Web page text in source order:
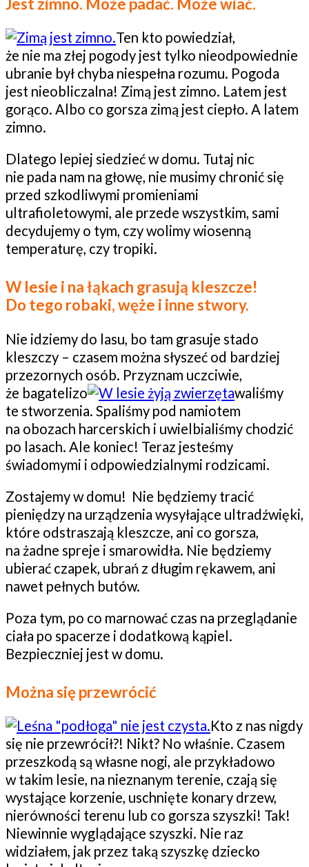
Ten kto powiedział,
że nie ma złej pogody jest tylko nieodpowiednie
ubranie był chyba niespełna rozumu. Pogoda
jest nieobliczalna! Zimą jest zimno. Latem jest
gorąco. Albo co gorsza zimą jest ciepło. A latem
zimno.
Dlatego lepiej siedzieć w domu. Tutaj nic
nie pada nam na głowę, nie musimy chronić się
przed szkodliwymi promieniami
ultrafioletowymi, ale przede wszystkim, sami
decydujemy o tym, czy wolimy wiosenną
temperaturę, czy tropiki.
W lesie i na łąkach grasują kleszcze!
Do tego robaki, węże i inne stwory.
Nie idziemy do lasu, bo tam grasuje stado
kleszczy – czasem można słyszeć od bardziej
przezornych osób. Przyznam uczciwie,
że bagatelizo
waliśmy
te stworzenia. Spaliśmy pod namiotem
na obozach harcerskich i uwielbialiśmy chodzić
po lasach. Ale koniec! Teraz jesteśmy
świadomymi i odpowiedzialnymi rodzicami.
Zostajemy w domu! Nie będziemy tracić
pieniędzy na urządzenia wysyłające ultradźwięki,
które odstraszają kleszcze, ani co gorsza,
na żadne spreje i smarowidła. Nie będziemy
ubierać czapek, ubrań z długim rękawem, ani
nawet pełnych butów.
Poza tym, po co marnować czas na przeglądanie
ciała po spacerze i dodatkową kąpiel.
Bezpieczniej jest w domu.
Można się przewrócić
Kto z nas nigdy
się nie przewrócił?! Nikt? No właśnie. Czasem
przeszkodą są własne nogi, ale przykładowo
w takim lesie, na nieznanym terenie, czają się
wystające korzenie, uschnięte konary drzew,
nierówności terenu lub co gorsza szyszki! Tak!
Niewinnie wyglądające szyszki. Nie raz
widziałem, jak przez taką szyszkę dziecko